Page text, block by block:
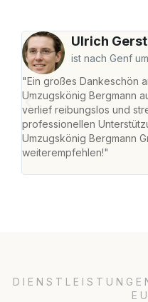
Ulrich
ist nach Genf
"Ein großes Dankeschön
Umzugskönig Bergmann
verlief reibungslos und
professionellen
Umzugskönig Bergmann
weiterempfehlen!"